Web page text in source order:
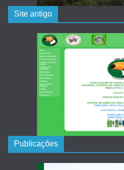
Site antigo
Publicações